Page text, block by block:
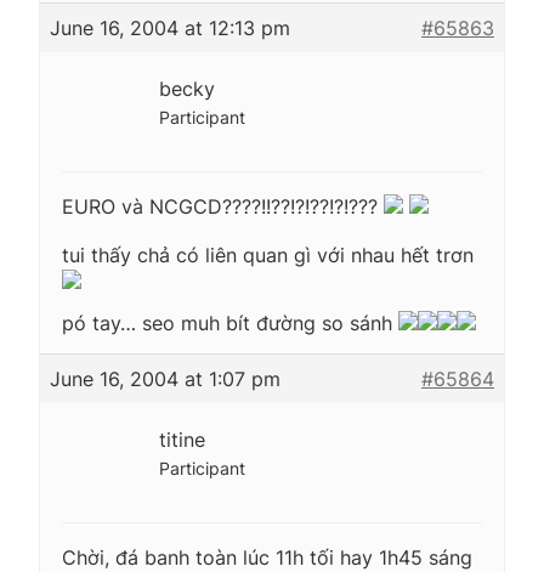
June 16, 2004 at 12:13 pm #65863
becky
Participant
EURO và NCGCD????!!??!?!??!?!???
tui thấy chả có liên quan gì với nhau hết trơn
pó tay… seo muh bít đường so sánh
June 16, 2004 at 1:07 pm #65864
titine
Participant
Chời, đá banh toàn lúc 11h tối hay 1h45 sáng